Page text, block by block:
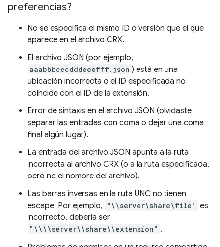
preferencias?
No se especifica el mismo ID o versión que el que
aparece en el archivo CRX.
El archivo JSON (por ejemplo,
aaabbbcccdddeeefff.json ) está en una
ubicación incorrecta o el ID especificada no
coincide con el ID de la extensión.
Error de sintaxis en el archivo JSON (olvidaste
separar las entradas con coma o dejar una coma
final algún lugar).
La entrada del archivo JSON apunta a la ruta
incorrecta al archivo CRX (o a la ruta especificada,
pero no el nombre del archivo).
Las barras inversas en la ruta UNC no tienen
escape. Por ejemplo, "\\server\share\file" es
incorrecto. debería ser
"\\\\server\\share\\extension" .